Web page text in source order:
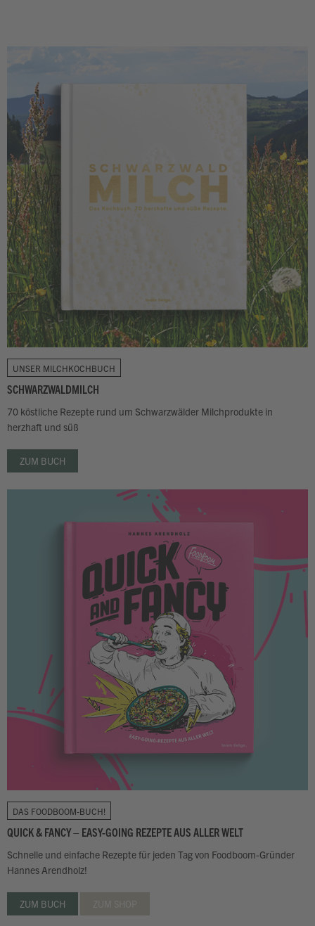
UNSER MILCHKOCHBUCH
SCHWARZWALDMILCH
70 köstliche Rezepte rund um Schwarzwälder Milchprodukte in
herzhaft und süß
ZUM BUCH
DAS FOODBOOM-BUCH!
QUICK & FANCY – EASY-GOING REZEPTE AUS ALLER WELT
Schnelle und einfache Rezepte für jeden Tag von Foodboom-Gründer
Hannes Arendholz!
ZUM BUCH